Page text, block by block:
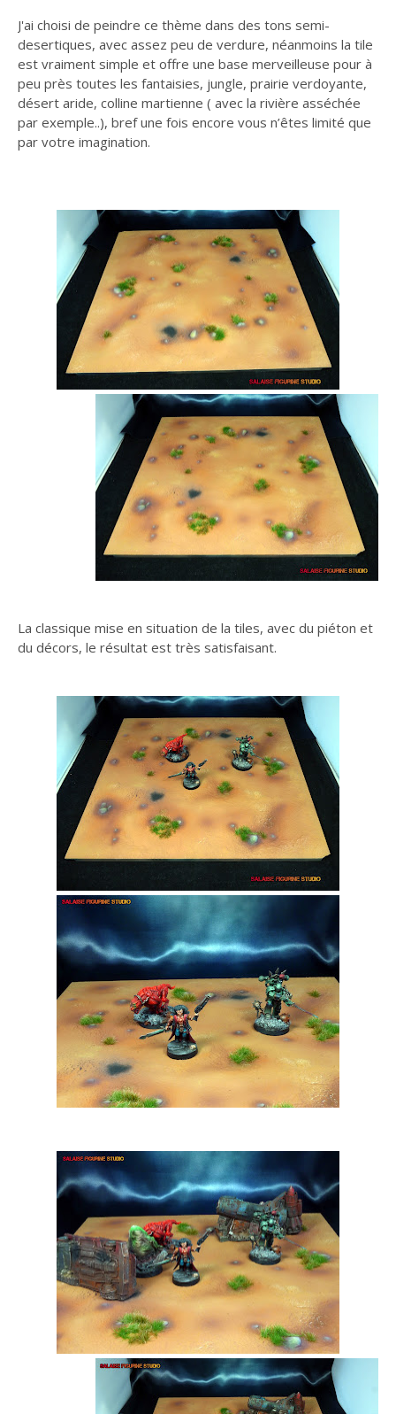
J'ai choisi de peindre ce thème dans des tons semi-
desertiques, avec assez peu de verdure, néanmoins la tile
est vraiment simple et offre une base merveilleuse pour à
peu près toutes les fantaisies, jungle, prairie verdoyante,
désert aride, colline martienne ( avec la rivière asséchée
par exemple..), bref une fois encore vous n’êtes limité que
par votre imagination.
La classique mise en situation de la tiles, avec du piéton et
du décors, le résultat est très satisfaisant.